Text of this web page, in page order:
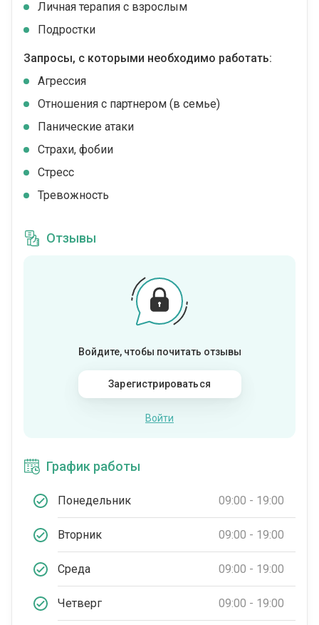
Личная терапия с взрослым
Подростки
Запросы, с которыми необходимо работать:
Агрессия
Отношения с партнером (в семье)
Панические атаки
Страхи, фобии
Стресс
Тревожность
Отзывы
Войдите, чтобы почитать отзывы
Зарегистрироваться
Войти
График работы
Понедельник 09:00 - 19:00
Вторник 09:00 - 19:00
Среда 09:00 - 19:00
Четверг 09:00 - 19:00